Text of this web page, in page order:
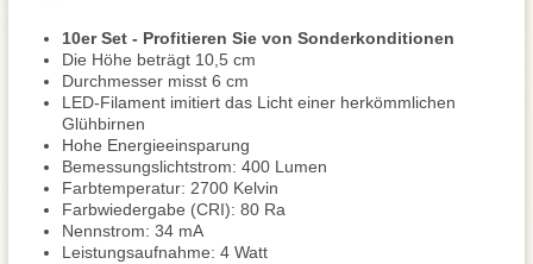
10er Set - Profitieren Sie von Sonderkonditionen
Die Höhe beträgt 10,5 cm
Durchmesser misst 6 cm
LED-Filament imitiert das Licht einer herkömmlichen
Glühbirnen
Hohe Energieeinsparung
Bemessungslichtstrom: 400 Lumen
Farbtemperatur: 2700 Kelvin
Farbwiedergabe (CRI): 80 Ra
Nennstrom: 34 mA
Leistungsaufnahme: 4 Watt